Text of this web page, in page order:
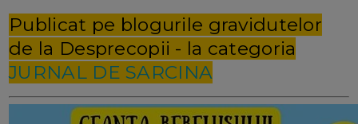
Publicat pe blogurile gravidutelor
de la Desprecopii - la categoria
JURNAL DE SARCINA